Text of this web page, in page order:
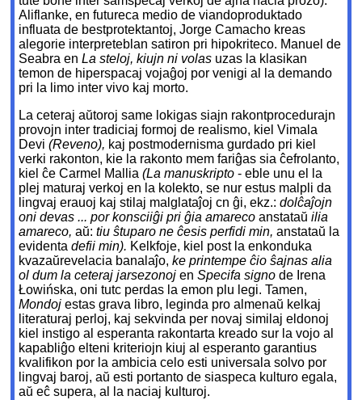
Aliflanke, en futureca medio de viandoproduktado
influata de bestprotektantoj, Jorge Camacho kreas
alegorie interpreteblan satiron pri hipokriteco. Manuel de
Seabra enLa steloj, kiujn ni volas uzas la klasikan
temon de hiperspacaj vojaĝoj por venigi al la demando
pri la limo inter vivo kaj morto.
La ceteraj aŭtoroj same lokigas siajn rakontprocedurajn
provojn inter tradiciaj formoj de realismo, kiel Vimala
Devi(Reveno), kaj postmodernisma gurdado pri kiel
verki rakonton, kie la rakonto mem fariĝas sia ĉefrolanto,
kiel ĉe Carmel Mallia(La manuskripto- eble unu el la
plej maturaj verkoj en la kolekto, se nur estus malpli da
lingvaj erauoj kaj stilaj malglataĵoj cn ĝi, ekz.:dolĉaĵojn
oni devas ... por konsciiĝi pri ĝia amarecoanstataŭilia
amareco,aŭ:tiu ŝtuparo ne ĉesis perfidi min,anstataŭ la
evidentadefii min). Kelkfoje, kiel post la enkonduka
kvazaŭrevelacia banalaĵo,ke printempe ĉio ŝajnas alia
ol dum la ceteraj jarsezonojen Specifa signode Irena
Łowińska, oni tutc perdas la emon plu legi. Tamen,
Mondojestas grava libro, leginda pro almenaŭ kelkaj
literaturaj perloj, kaj sekvinda per novaj similaj eldonoj
kiel instigo al esperanta rakontarta kreado sur la vojo al
kapabliĝo elteni kriteriojn kiuj al esperanto garantius
kvalifikon por la ambicia celo esti universala solvo por
lingvaj baroj, aŭ esti portanto de siaspeca kulturo egala,
aŭ eĉ supera, al la naciaj kulturoj.